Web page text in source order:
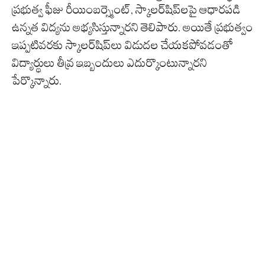
ప్రభుత్వ ఫీజు రీయింబర్స్మెంట్, స్కాలర్‌షిప్‌లపై ఆధారపడి
ఉన్నత విద్యను అభ్యసిస్తున్నారని తెలిపారు. అయితే ప్రభుత్వం
ఇప్పటివరకు స్కాలర్‌షిప్‌లు విడుదల చేయకపోవడంతో
విద్యార్థులు తీవ్ర ఇబ్బందులు ఎదుర్కొంటున్నారని
పేర్కొన్నారు.